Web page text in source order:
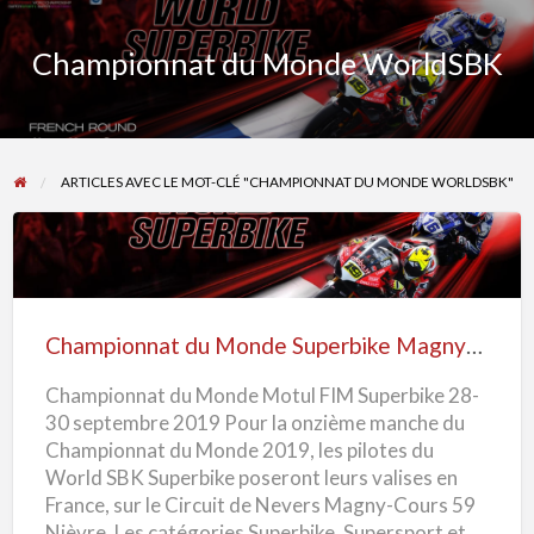
Championnat du Monde WorldSBK
ARTICLES AVEC LE MOT-CLÉ "CHAMPIONNAT DU MONDE WORLDSBK"
Championnat
du
Monde
Superbike
Magny-
Cours
2019
Championnat du Monde Superbike Magny-Cours 2019
Championnat du Monde Motul FIM Superbike 28-
30 septembre 2019 Pour la onzième manche du
Championnat du Monde 2019, les pilotes du
World SBK Superbike poseront leurs valises en
France, sur le Circuit de Nevers Magny-Cours 59